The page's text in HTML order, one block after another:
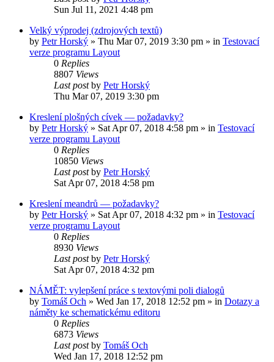
Sun Jul 11, 2021 4:48 pm
Velký výprodej (zdrojových textů)
by Petr Horský » Thu Mar 07, 2019 3:30 pm » in Testovací
verze programu Layout
0 Replies
8807 Views
Last postby Petr Horský
Thu Mar 07, 2019 3:30 pm
Kreslení plošných cívek — požadavky?
by Petr Horský » Sat Apr 07, 2018 4:58 pm » in Testovací
verze programu Layout
0 Replies
10850 Views
Last postby Petr Horský
Sat Apr 07, 2018 4:58 pm
Kreslení meandrů — požadavky?
by Petr Horský » Sat Apr 07, 2018 4:32 pm » in Testovací
verze programu Layout
0 Replies
8930 Views
Last postby Petr Horský
Sat Apr 07, 2018 4:32 pm
NÁMĚT: vylepšení práce s textovými poli dialogů
by Tomáš Och » Wed Jan 17, 2018 12:52 pm » in Dotazy a
náměty ke schematickému editoru
0 Replies
6873 Views
Last postby Tomáš Och
Wed Jan 17, 2018 12:52 pm